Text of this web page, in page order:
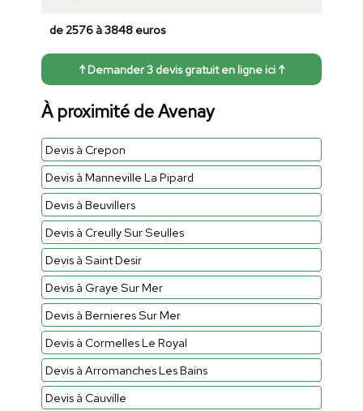
de 2576 à 3848 euros
↑ Demander 3 devis gratuit en ligne ici ↑
À proximité de Avenay
Devis à Crepon
Devis à Manneville La Pipard
Devis à Beuvillers
Devis à Creully Sur Seulles
Devis à Saint Desir
Devis à Graye Sur Mer
Devis à Bernieres Sur Mer
Devis à Cormelles Le Royal
Devis à Arromanches Les Bains
Devis à Cauville